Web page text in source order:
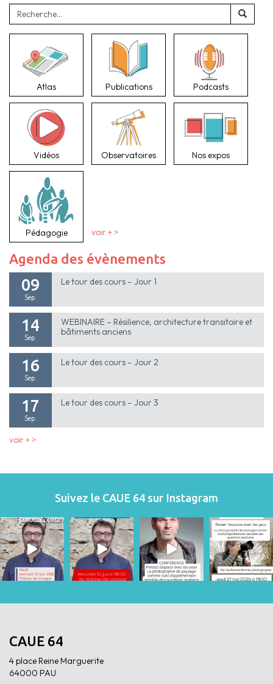
Atlas Publications Podcasts
Vidéos Observatoires Nos expos
Pédagogie voir + >
Agenda des évènements
09
Sep.
Le tour des cours – Jour 1
14
Sep.
WEBINAIRE – Résilience, architecture transitoire et
bâtiments anciens
16
Sep.
Le tour des cours – Jour 2
17
Sep.
Le tour des cours – Jour 3
voir + >
Suivez le CAUE 64 sur Instagram
CAUE 64
4 place Reine Marguerite
64000 PAU